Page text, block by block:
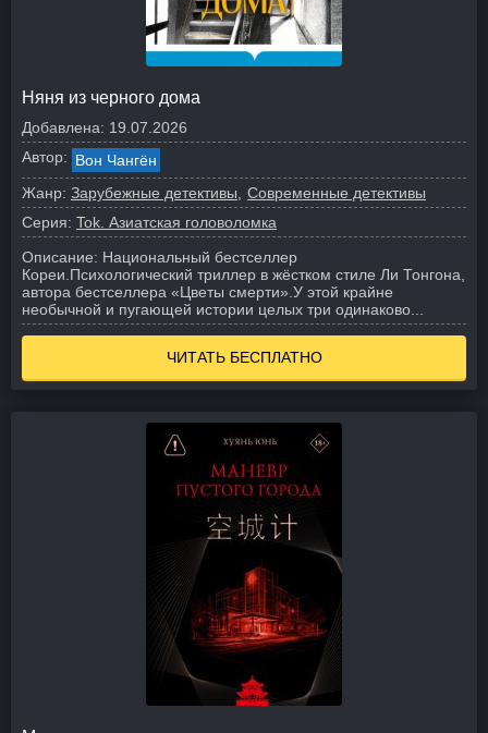
Няня из черного дома
Добавлена: 19.07.2026
Автор: Вон Чангён
Жанр: Зарубежные детективы
Современные детективы
Серия: Tok. Азиатская головоломка
Описание: Национальный бестселлер
Кореи. Психологический триллер в жёстком стиле Ли Тонгона,
автора бестселлера «Цветы смерти». У этой крайне
необычной и пугающей истории целых три одинаково...
ЧИТАТЬ БЕСПЛАТНО